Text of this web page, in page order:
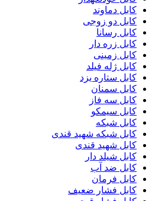
کابل دماوند
کابل دو زوجی
کابل رسانا
کابل زره دار
کابل زمینی
کابل ژله فیلد
کابل ستاره یزد
کابل سمنان
کابل سه فاز
کابل سیمکو
کابل شبکه
کابل شبکه شهید قندی
کابل شهید قندی
کابل شیلد دار
کابل ضد آب
کابل فرمان
کابل فشار ضعیف